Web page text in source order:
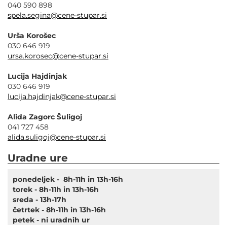
040 590 898
spela.segina@cene-stupar.si
Urša Korošec
030 646 919
ursa.korosec@cene-stupar.si
Lucija Hajdinjak
030 646 919
lucija.hajdinjak@cene-stupar.si
Alida Zagorc Šuligoj
041 727 458
alida.suligoj@cene-stupar.si
Uradne ure
ponedeljek - 8h-11h in 13h-16h
torek - 8h-11h in 13h-16h
sreda - 13h-17h
četrtek - 8h-11h in 13h-16h
petek - ni uradnih ur